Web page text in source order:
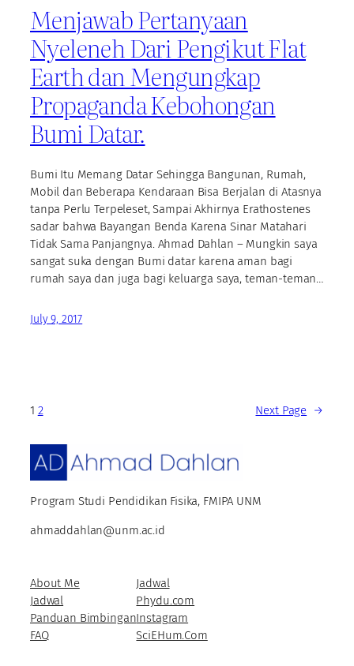
Menjawab Pertanyaan
Nyeleneh Dari Pengikut Flat
Earth dan Mengungkap
Propaganda Kebohongan
Bumi Datar.
Bumi Itu Memang Datar Sehingga Bangunan, Rumah,
Mobil dan Beberapa Kendaraan Bisa Berjalan di Atasnya
tanpa Perlu Terpeleset, Sampai Akhirnya Erathostenes
sadar bahwa Bayangan Benda Karena Sinar Matahari
Tidak Sama Panjangnya. Ahmad Dahlan – Mungkin saya
sangat suka dengan Bumi datar karena aman bagi
rumah saya dan juga bagi keluarga saya, teman-teman…
July 9, 2017
1 2 Next Page →
Program Studi Pendidikan Fisika, FMIPA UNM
ahmaddahlan@unm.ac.id
About Me
Jadwal
Panduan Bimbingan
FAQ
Jadwal
Phydu.com
Instagram
SciEHum.Com